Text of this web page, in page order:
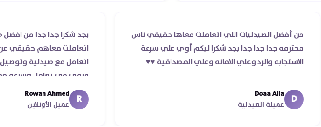
من أفضل الصيدليات اللي اتعاملت معاها حقيقي ناس
محترمه جدا جدا جدا بجد شكرا ليكم أوي علي سرعة
الاستجابه والرد وعلي الامانه وعلي المصداقية ♥️♥️‏
D
عميلة الصيدلية
بجد شكرا جدا
اتعاملت معاهم
اتعامل مع
ورقي في
من يومين من
R
Ahmed
عميل الأونلاين